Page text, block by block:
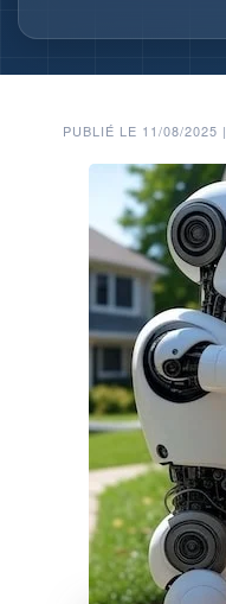
PUBLIÉ LE 11/08/2025 |